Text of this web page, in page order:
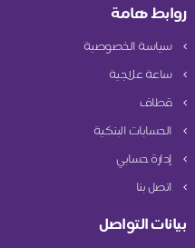
روابط هامة
سياسة الخصوصية
ساعة علاجية
قطاف
الحسابات البنكية
إدارة حسابي
اتصل بنا
بيانات التواصل